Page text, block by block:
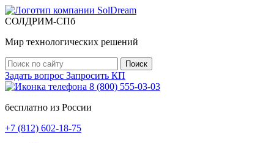
СОЛДРИМ-СПб
Мир технологических решений
Задать вопрос Запросить КП
8 (800) 555-03-03
бесплатно из России
+7 (812) 602-18-75